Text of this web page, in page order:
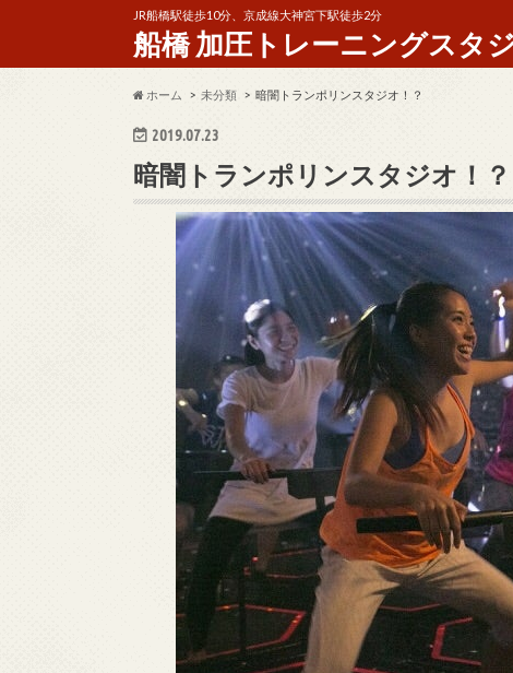
JR船橋駅徒歩10分、京成線大神宮下駅徒歩2分
船橋 加圧トレーニングスタ
ホーム 未分類 暗闇トランポリンスタジオ！？
2019.07.23
暗闇トランポリンスタジオ！？